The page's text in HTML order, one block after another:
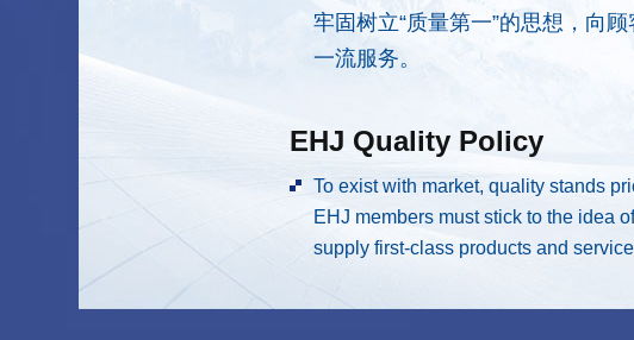
牢固树立“质量第一”的思想，向
一流服务。
EHJ Quality Policy
To exist with market, quality stands
EHJ members must stick to the idea
supply first-class products and